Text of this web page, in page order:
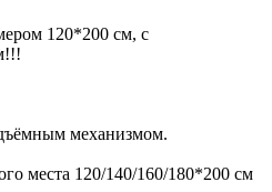
120*200 см, с
механизмом.
места 120/140/160/180*200 см